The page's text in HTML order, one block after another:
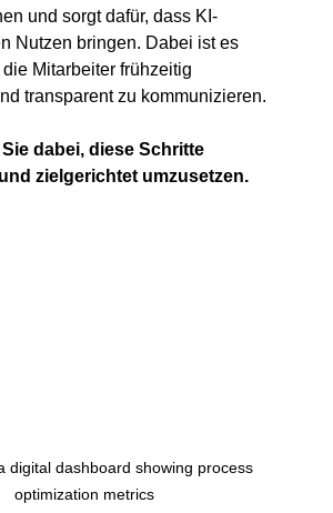
und sorgt dafür, dass KI-
Nutzen bringen. Dabei ist es
Mitarbeiter frühzeitig
transparent zu kommunizieren.
dabei, diese Schritte
zielgerichtet umzusetzen.
digital dashboard showing process
optimization metrics